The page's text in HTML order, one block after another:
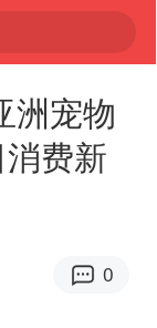
洲宠物
费新
0